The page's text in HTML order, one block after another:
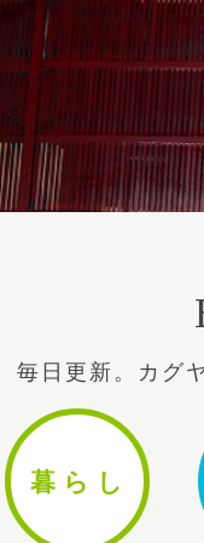
毎日更新。カグ
暮ら し